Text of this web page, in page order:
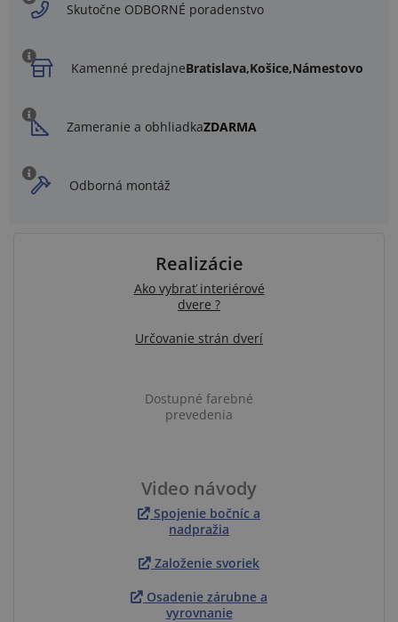
Skutočne ODBORNÉ poradenstvo
Kamenné predajneBratislava,Košice,Námestovo
Zameranie a obhliadkaZDARMA
Odborná montáž
Realizácie
Ako vybrať interiérové
dvere ?
Určovanie strán dverí
Dostupné farebné
prevedenia
Video návody
Spojenie bočníc a
nadpražia
Založenie svoriek
Osadenie zárubne a
vyrovnanie